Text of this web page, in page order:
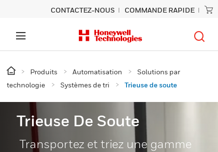
CONTACTEZ-NOUS COMMANDE RAPIDE
Produits Automatisation
Solutions par
technologie
Systèmes de tri Trieuse de soute
Trieuse De Soute
Transportez et triez une gamme